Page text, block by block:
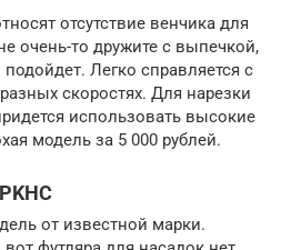
отсутствие венчика для
очень-то дружите с выпечкой,
Легко справляется с
скоростях. Для нарезки
использовать высокие
модель за 5 000 рублей.
от известной марки.